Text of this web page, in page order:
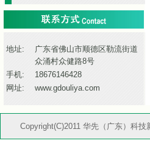
地址:
广东省佛山市顺德区勒流街道
众涌村众健路8号
手机:
18676146428
网址:
www.gdouliya.com
Copyright(C)2011 华先（广东）科